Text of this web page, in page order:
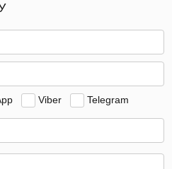
Viber Telegram